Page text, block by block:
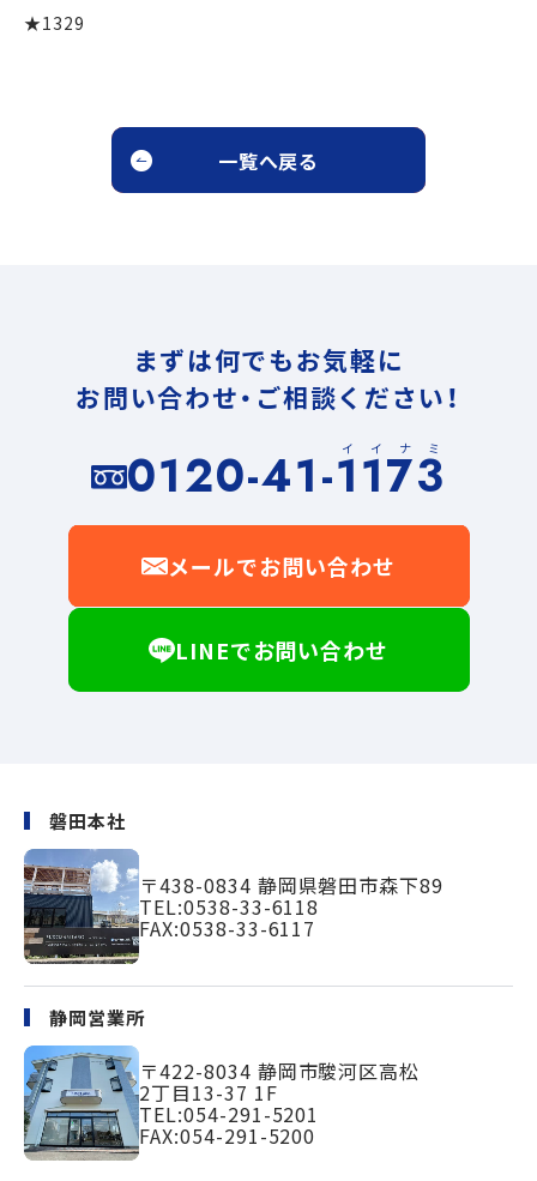
★1329
一覧へ戻る
まずは何でもお気軽に
お問い合わせ・ご相談ください！
イイナミ
0120-41-1173
メールでお問い合わせ
LINEでお問い合わせ
磐田本社
〒438-0834 静岡県磐田市森下89
TEL:0538-33-6118
FAX:0538-33-6117
静岡営業所
〒422-8034 静岡市駿河区高松
2丁目13-37 1F
TEL:054-291-5201
FAX:054-291-5200